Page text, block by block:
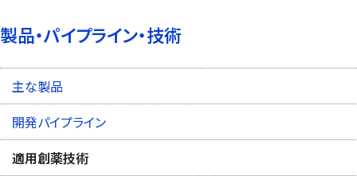
製品・パイプライン・技術
主な製品
開発パイプライン
適用創薬技術